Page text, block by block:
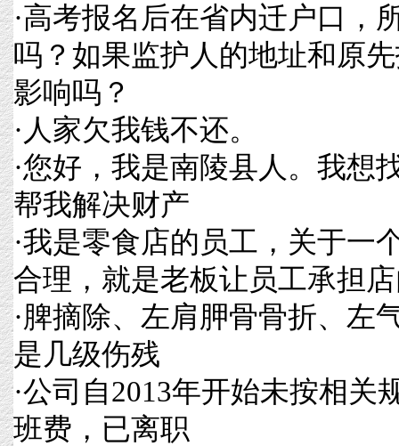
·高考报名后在省内迁户口，
吗？如果监护人的地址和原
影响吗？
· 人家欠我钱不还。
·您好，我是南陵县人。我想
帮我解决财产
·我是零食店的员工，关于一
合理，就是老板让员工承担
·脾摘除、左肩胛骨骨折、左
是几级伤残
·公司自2013年开始未按相关
班费，已离职